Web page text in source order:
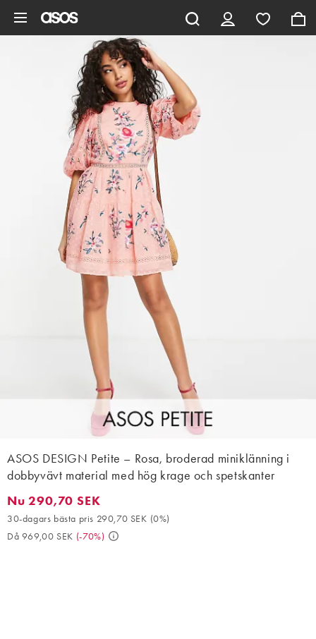
ASOS DESIGN Petite – Rosa, broderad miniklänning i
dobbyvävt material med hög krage och spetskanter
Nu 290,70 SEK. 30-dagars bästa pris 290,70 SEK (0%). Då
Nu 290,70 SEK
30-dagars bästa pris 290,70 SEK (0%)
Då 969,00 SEK (-70%)